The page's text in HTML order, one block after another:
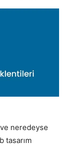
neredeyse
tasarım